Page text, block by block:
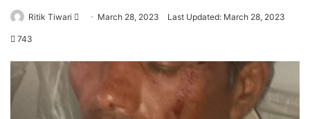
Ritik Tiwari
Send March 28, 2023 Last Updated: March 28, 2023
743